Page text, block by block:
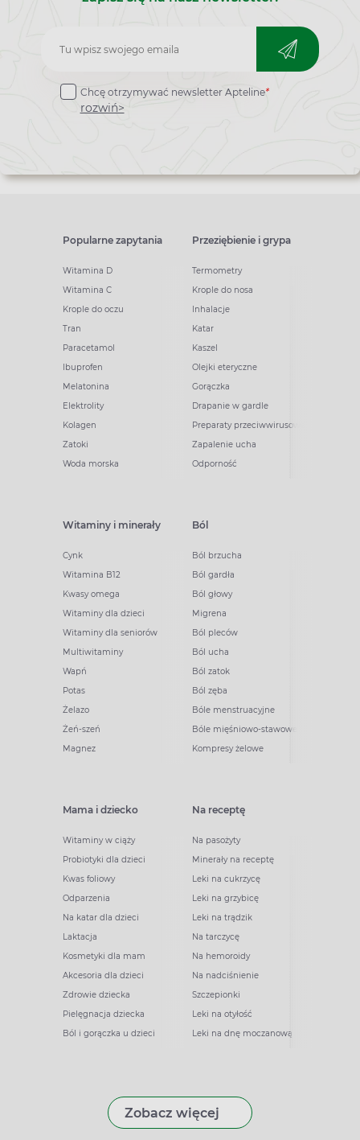
Zapisz
do
newslettera
Chcę otrzymywać newsletter Apteline*
rozwiń>
Popularne zapytania
Witamina D
Witamina C
Krople do oczu
Tran
Paracetamol
Ibuprofen
Melatonina
Elektrolity
Kolagen
Zatoki
Woda morska
Przeziębienie i grypa
Termometry
Krople do nosa
Inhalacje
Katar
Kaszel
Olejki eteryczne
Gorączka
Drapanie w gardle
Preparaty przeciwwirusowe
Zapalenie ucha
Odporność
Witaminy i minerały
Cynk
Witamina B12
Kwasy omega
Witaminy dla dzieci
Witaminy dla seniorów
Multiwitaminy
Wapń
Potas
Żelazo
Żeń-szeń
Magnez
Ból
Ból brzucha
Ból gardła
Ból głowy
Migrena
Ból pleców
Ból ucha
Ból zatok
Ból zęba
Bóle menstruacyjne
Bóle mięśniowo-stawowe
Kompresy żelowe
Mama i dziecko
Witaminy w ciąży
Probiotyki dla dzieci
Kwas foliowy
Odparzenia
Na katar dla dzieci
Laktacja
Kosmetyki dla mam
Akcesoria dla dzieci
Zdrowie dziecka
Pielęgnacja dziecka
Ból i gorączka u dzieci
Na receptę
Na pasożyty
Minerały na receptę
Leki na cukrzycę
Leki na grzybicę
Leki na trądzik
Na tarczycę
Na hemoroidy
Na nadciśnienie
Szczepionki
Leki na otyłość
Leki na dnę moczanową
Zobacz więcej